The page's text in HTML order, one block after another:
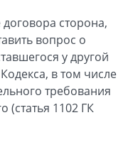
сторона,
вопрос о
у другой
в том числе
требования
(статья 1102 ГК